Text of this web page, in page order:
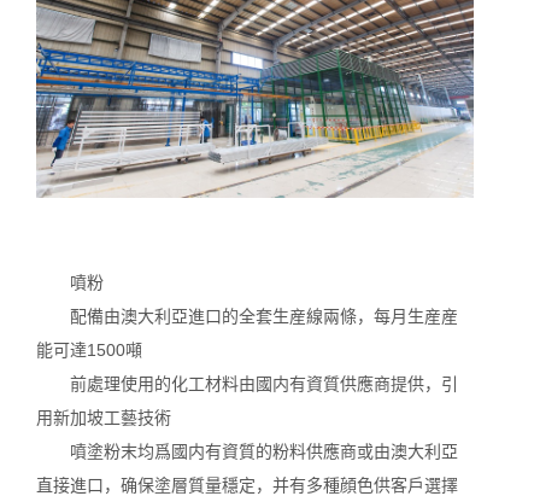
噴粉
配備由澳大利亞進口的全套生産線兩條，每月生産産
能可達1500噸
前處理使用的化工材料由國内有資質供應商提供，引
用新加坡工藝技術
噴塗粉末均爲國内有資質的粉料供應商或由澳大利亞
直接進口，确保塗層質量穩定，并有多種顔色供客戶選擇